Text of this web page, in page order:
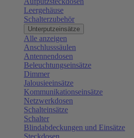
Leergehäuse
Schalterzubehör
Unterputzeinsätze
Alle anzeigen
Anschlusssäulen
Antennendosen
Beleuchtungseinsätze
Dimmer
Jalousieeinsätze
Kommunikationseinsätze
Netzwerkdosen
Schalteinsätze
Schalter
Blindabdeckungen und Einsätze